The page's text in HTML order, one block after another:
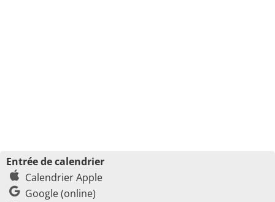
Entrée de calendrier
Calendrier Apple
Google (online)